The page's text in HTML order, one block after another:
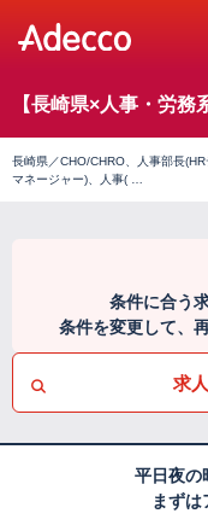
【長崎県×人事・労
長崎県／CHO/CHRO、人事部長
マネージャー)、人事( …
条件に合う
条件を変更して、
求
平日夜の
まずは